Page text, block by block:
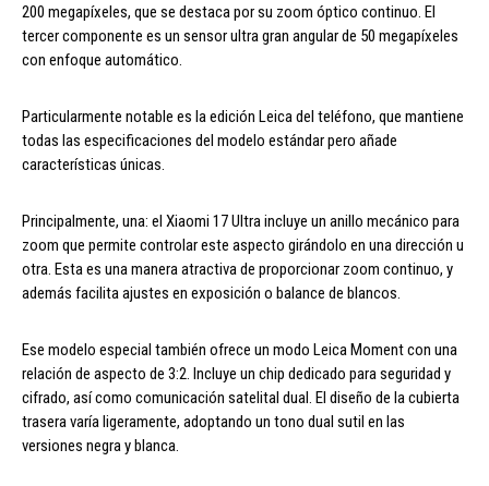
200 megapíxeles, que se destaca por su zoom óptico continuo. El
tercer componente es un sensor ultra gran angular de 50 megapíxeles
con enfoque automático.
Particularmente notable es la edición Leica del teléfono, que mantiene
todas las especificaciones del modelo estándar pero añade
características únicas.
Principalmente, una: el Xiaomi 17 Ultra incluye un anillo mecánico para
zoom que permite controlar este aspecto girándolo en una dirección u
otra. Esta es una manera atractiva de proporcionar zoom continuo, y
además facilita ajustes en exposición o balance de blancos.
Ese modelo especial también ofrece un modo Leica Moment con una
relación de aspecto de 3:2. Incluye un chip dedicado para seguridad y
cifrado, así como comunicación satelital dual. El diseño de la cubierta
trasera varía ligeramente, adoptando un tono dual sutil en las
versiones negra y blanca.